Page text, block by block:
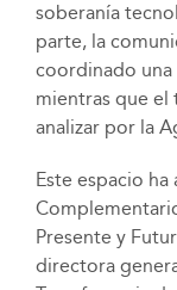
soberanía
parte, la
coordinado
mientras que el
analizar por la
Este espacio ha
Presente y
directora